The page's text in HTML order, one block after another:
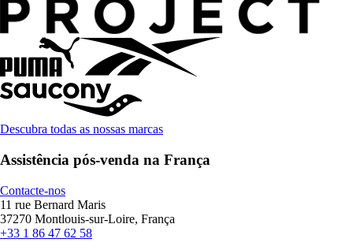
Descubra todas as nossas marcas
Assistência pós-venda na França
Contacte-nos
11 rue Bernard Maris
37270 Montlouis-sur-Loire, França
+33 1 86 47 62 58